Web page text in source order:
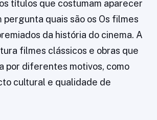
títulos que costumam aparecer
pergunta quais são os Os filmes
da história do cinema. A
filmes clássicos e obras que
por diferentes motivos, como
cultural e qualidade de